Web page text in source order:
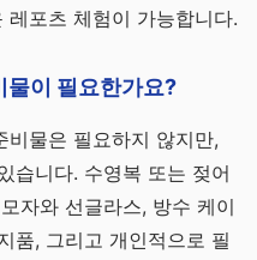
포츠 체험이 가능합니다.
물이 필요한가요?
물은 필요하지 않지만,
습니다. 수영복 또는 젖어
자와 선글라스, 방수 케이
품, 그리고 개인적으로 필